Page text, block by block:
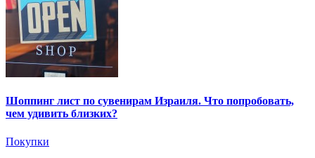
Шоппинг лист по сувенирам Израиля. Что попробовать,
чем удивить близких?
Покупки